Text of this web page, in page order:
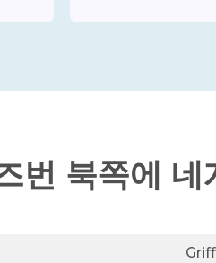
북쪽에 네